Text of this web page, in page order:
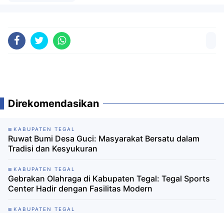
Direkomendasikan
KABUPATEN TEGAL
Ruwat Bumi Desa Guci: Masyarakat Bersatu dalam
Tradisi dan Kesyukuran
KABUPATEN TEGAL
Gebrakan Olahraga di Kabupaten Tegal: Tegal Sports
Center Hadir dengan Fasilitas Modern
KABUPATEN TEGAL